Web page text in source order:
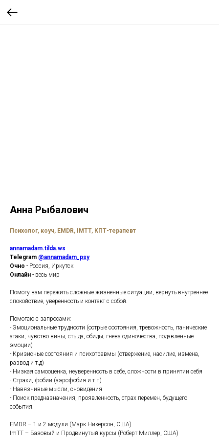
Анна Рыбалович
Психолог, коуч, EMDR, IMTT, КПТ-терапевт
annamadam.tilda.ws
Telegram @annamadam_psy
Очно - Россия, Иркутск
Онлайн - весь мир
Помогу вам пережить сложные жизненные ситуации, вернуть внутреннее
спокойствие, уверенность и контакт с собой.
Помогаю с запросами:
- Эмоциональные трудности (острые состояния, тревожность, панические
атаки, чувство вины, стыда, обиды, гнева одиночества, подавленные
эмоции)
- Кризисные состояния и психотравмы (отвержение, насилие, измена,
развод и т.д)
- Низкая самооценка, неуверенность в себе, сложности в принятии себя
- Страхи, фобии (аэрофобия и т.п)
- Навязчивые мысли, сновидения
- Поиск предназначения, проявленность, страх перемен, будущего
события.
EMDR – 1 и 2 модули (Марк Никерсон, США)
ImTT – Базовый и Продвинутый курсы (Роберт Миллер, США)